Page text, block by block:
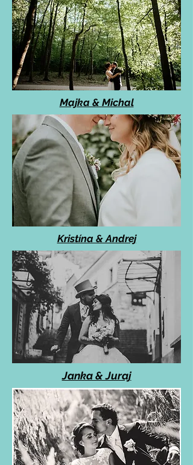
Majka & Michal
Kristína & Andrej
Janka & Juraj